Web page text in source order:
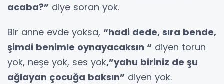
acaba?” diye soran yok.
Bir anne evde yoksa, “hadi dede, sıra bende,
şimdi benimle oynayacaksın “ diyen torun
yok, neşe yok, ses yok,”yahu biriniz de şu
ağlayan çocuğa baksın” diyen yok.